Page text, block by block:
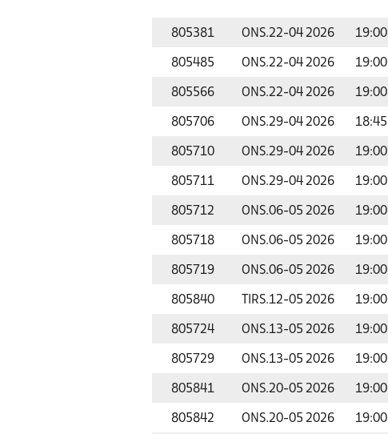
805381 ONS.22-04 2026 19:00
805485 ONS.22-04 2026 19:00
805566 ONS.22-04 2026 19:00
805706 ONS.29-04 2026 18:45
805710 ONS.29-04 2026 19:00
805711 ONS.29-04 2026 19:00
805712 ONS.06-05 2026 19:00
805718 ONS.06-05 2026 19:00
805719 ONS.06-05 2026 19:00
805840 TIRS.12-05 2026 19:00
805724 ONS.13-05 2026 19:00
805729 ONS.13-05 2026 19:00
805841 ONS.20-05 2026 19:00
805842 ONS.20-05 2026 19:00